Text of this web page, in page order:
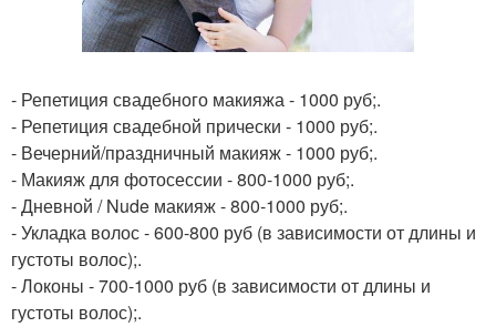
- Репетиция свадебного макияжа - 1000 руб;.
- Репетиция свадебной прически - 1000 руб;.
- Вечерний/праздничный макияж - 1000 руб;.
- Макияж для фотосессии - 800-1000 руб;.
- Дневной / Nude макияж - 800-1000 руб;.
- Укладка волос - 600-800 руб (в зависимости от длины и
густоты волос);.
- Локоны - 700-1000 руб (в зависимости от длины и
густоты волос);.